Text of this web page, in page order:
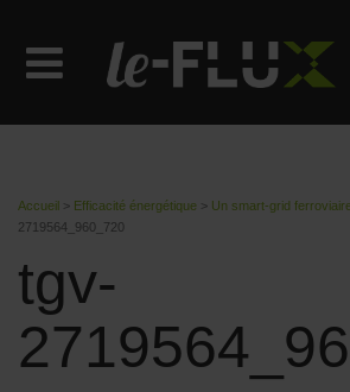
Accueil > Efficacité énergétique > Un smart-grid
2719564_960_720
tgv-